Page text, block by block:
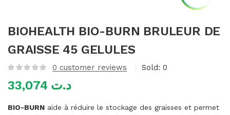
BIOHEALTH BIO-BURN BRULEUR DE
GRAISSE 45 GELULES
0 customer reviews Sold: 0
د.ت
BIO-BURN aide à réduire le stockage des graisses et permet